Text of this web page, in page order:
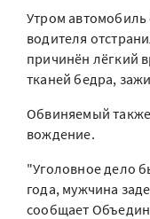
Утром
водителя
причинён лёгкий
тканей бедра,
Обвиняемый
вождение.
"Уголовное дело
года, мужчина
сообщает